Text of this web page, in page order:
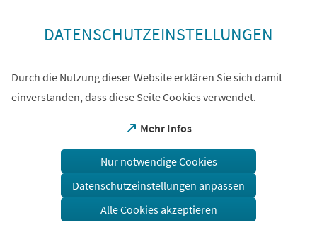
DATENSCHUTZEINSTELLUNGEN
Durch die Nutzung dieser Website erklären Sie sich damit
einverstanden, dass diese Seite Cookies verwendet.
Mehr Infos
(Öffnet
einem
Tab)
Nur notwendige Cookies
Datenschutzeinstellungen anpassen
Alle Cookies akzeptieren